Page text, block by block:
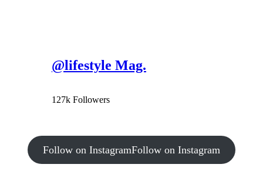
@lifestyle Mag.
127k Followers
Follow on InstagramFollow on Instagram